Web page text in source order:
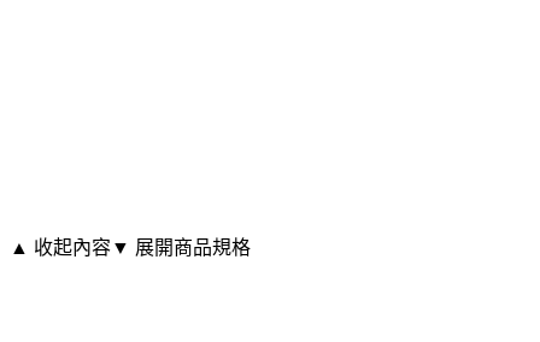
▲ 收起內容▼ 展開商品規格